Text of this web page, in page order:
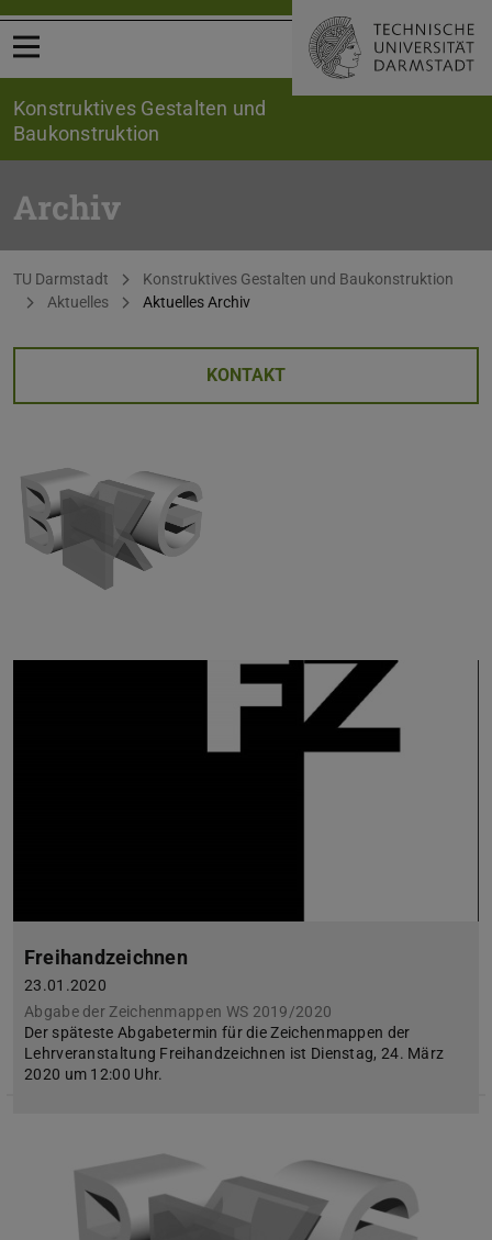
Menü öffnen
Konstruktives Gestalten und
Baukonstruktion
Archiv
Sie befinden sich hier:
TU Darmstadt
Konstruktives Gestalten und Baukonstruktion
Aktuelles
Aktuelles Archiv
KONTAKT
Freihandzeichnen
23.01.2020
Abgabe der Zeichenmappen WS 2019/2020
Der späteste Abgabetermin für die Zeichenmappen der
Lehrveranstaltung Freihandzeichnen ist Dienstag, 24. März
2020 um 12:00 Uhr.